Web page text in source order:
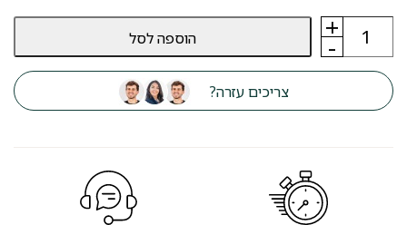
-
כמות
מיטה
עגולה
fluffy
לכלב
חום/אפור
+ הוספה לסל
צריכים עזרה?